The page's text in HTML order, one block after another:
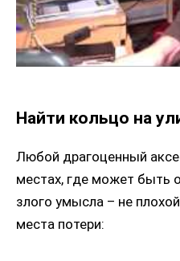
Найти кольцо на
Любой драгоценный
местах, где может быть
злого умысла – не
места потери: